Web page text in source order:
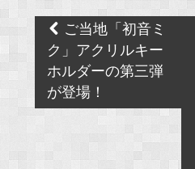
Post
navigation
ご当地「初音ミ
ク」アクリルキー
ホルダーの第三弾
が登場！